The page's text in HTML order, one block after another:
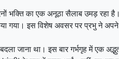
भक्ति का एक अनूठा सैलाब उमड़ रहा
गया। इस विशेष अवसर पर प्रभु ने अपने
जाना था। इस बार गर्भगृह में एक